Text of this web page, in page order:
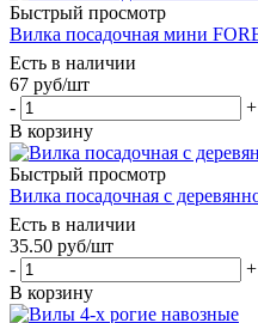
Быстрый просмотр
Вилка посадочная мини
Есть в наличии
67 руб/шт
-
+
В корзину
Быстрый просмотр
Вилка посадочная с
Есть в наличии
35.50 руб/шт
-
+
В корзину